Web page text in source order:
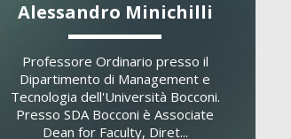
Alessandro Minichilli
Professore Ordinario presso il
Dipartimento di Management e
Tecnologia dell'Università Bocconi.
Presso SDA Bocconi è Associate
Dean for Faculty, Diret...